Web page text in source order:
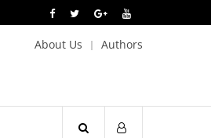
About Us Authors